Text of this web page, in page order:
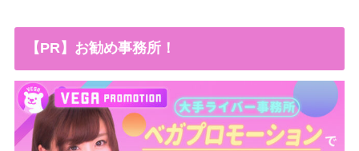
【PR】お勧め事務所！